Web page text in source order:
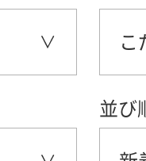
こ
並び